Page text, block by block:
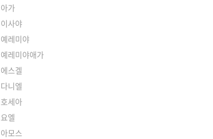
아가
이사야
예레미야
예레미야애가
에스겔
다니엘
호세아
요엘
아모스